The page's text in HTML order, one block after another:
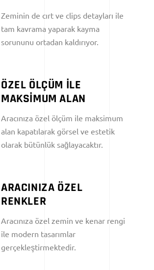
Zeminin de cırt ve clips detayları ile
tam kavrama yaparak kayma
sorununu ortadan kaldırıyor.
ÖZEL ÖLÇÜM İLE
MAKSİMUM ALAN
Aracınıza özel ölçüm ile maksimum
alan kapatılarak görsel ve estetik
olarak bütünlük sağlayacaktır.
ARACINIZA ÖZEL
RENKLER
Aracınıza özel zemin ve kenar rengi
ile modern tasarımlar
gerçekleştirmektedir.